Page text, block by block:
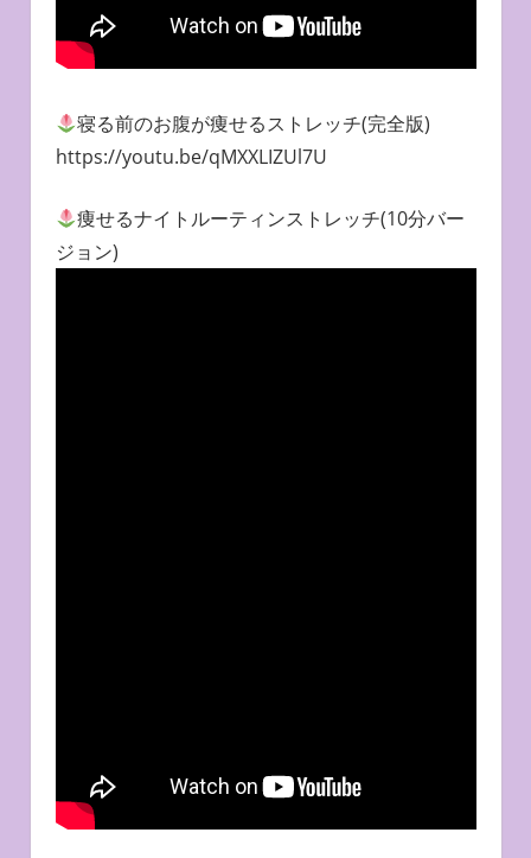
寝る前のお腹が痩せるストレッチ(完全版)
https://youtu.be/qMXXLIZUl7U
痩せるナイトルーティンストレッチ(10分バー
ジョン)